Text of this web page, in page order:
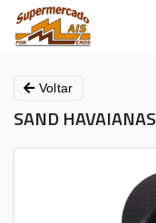
Voltar
SAND